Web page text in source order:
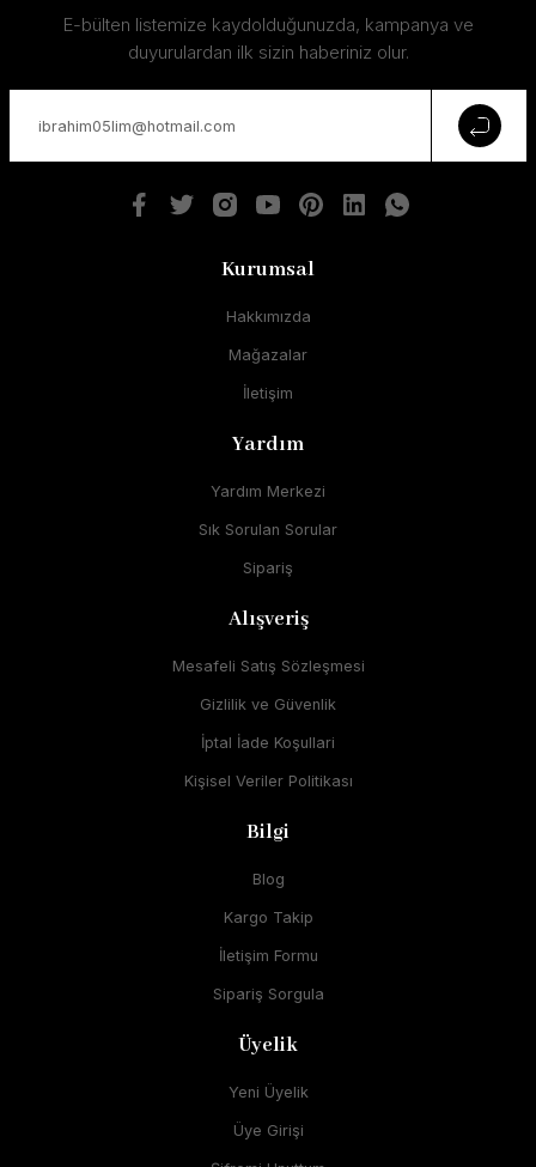
E-bülten listemize kaydolduğunuzda, kampanya ve
duyurulardan ilk sizin haberiniz olur.
Kurumsal
Hakkımızda
Mağazalar
İletişim
Yardım
Yardım Merkezi
Sık Sorulan Sorular
Sipariş
Alışveriş
Mesafeli Satış Sözleşmesi
Gizlilik ve Güvenlik
İptal İade Koşullari
Kişisel Veriler Politikası
Bilgi
Blog
Kargo Takip
İletişim Formu
Sipariş Sorgula
Üyelik
Yeni Üyelik
Üye Girişi